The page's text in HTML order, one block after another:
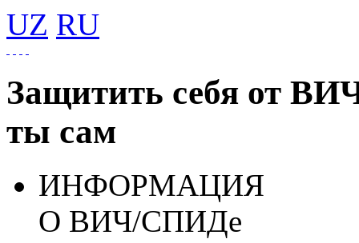
UZ RU
Защитить себя от
ты сам
ИНФОРМАЦИЯ
О ВИЧ/СПИДе